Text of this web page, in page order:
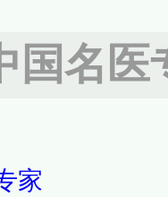
国名医
家